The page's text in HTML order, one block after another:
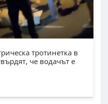
тротинетка в
че водачът е